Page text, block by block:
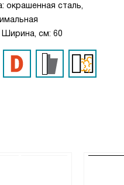
окрашенная сталь,
Ширина, см: 60